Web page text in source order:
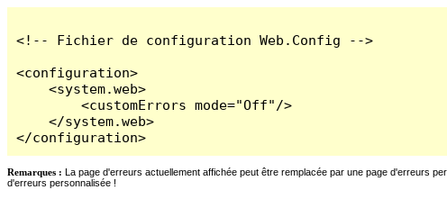
<!-- Fichier de configuration Web.Config -->
<configuration>
    <system.web>
        <customErrors mode="Off"/>
    </system.web>
</configuration>
Remarques : La page d'erreurs actuellement affichée peut être remplacée par une page d'erreurs
d'erreurs personnalisée !